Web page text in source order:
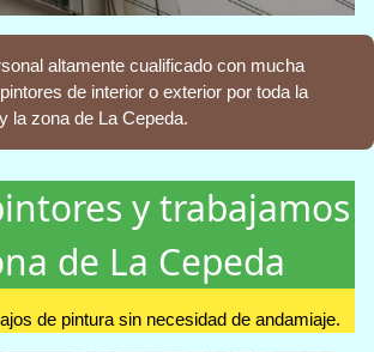
altamente cualificado con mucha
de interior o exterior por toda la
la zona de La Cepeda.
y trabajamos
de La Cepeda
de pintura sin necesidad de andamiaje.